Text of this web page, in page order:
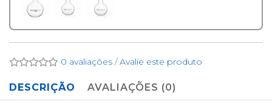
0 avaliações /Avalie este produto
DESCRIÇÃO AVALIAÇÕES (0)